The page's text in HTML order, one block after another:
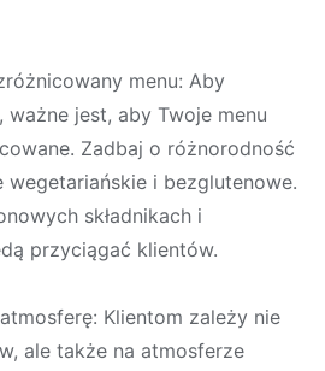
menu: Aby
jest, aby Twoje menu
Zadbaj o różnorodność
wegetariańskie i bezglutenowe.
składnikach i
przyciągać klientów.
Klientom zależy nie
ale także na atmosferze